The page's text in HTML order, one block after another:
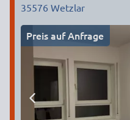
35576 Wetzlar
Preis auf Anfrage